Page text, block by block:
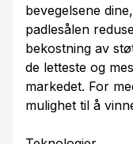
bevegelsene
padlesålen
bekostning av
de letteste og
markedet. For
mulighet til å